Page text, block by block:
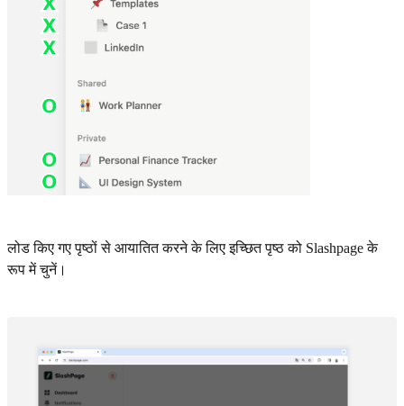
लोड किए गए पृष्ठों से आयातित करने के लिए इच्छित पृष्ठ को Slashpage के
रूप में चुनें।